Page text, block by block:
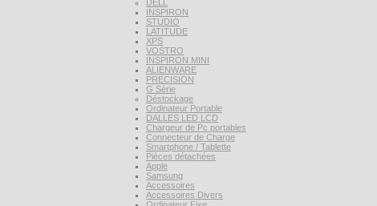
DELL
INSPIRON
STUDIO
LATITUDE
XPS
VOSTRO
INSPIRON MINI
ALIENWARE
PRECISION
G Série
Déstockage
Ordinateur Portable
DALLES LED LCD
Chargeur de Pc portables
Connecteur de Charge
Smartphone / Tablette
Pièces détachées
Apple
Samsung
Accessoires
Accessoires Divers